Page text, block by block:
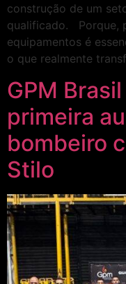
construção de um
qualificado. Porque,
equipamentos é
o que realmente
GPM
primeira
bombeiro
Stilo